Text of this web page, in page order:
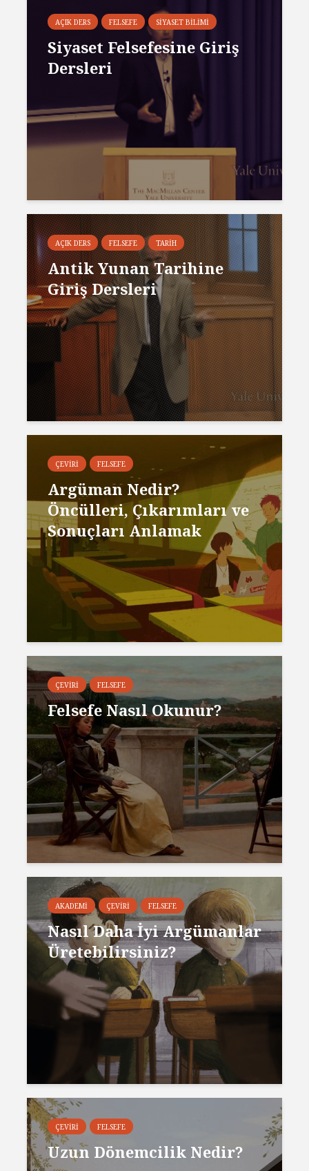
AÇIK DERS FELSEFE SIYASET BILIMI
Siyaset Felsefesine Giriş
Dersleri
AÇIK DERS FELSEFE TARIH
Antik Yunan Tarihine
Giriş Dersleri
ÇEVIRI FELSEFE
Argüman Nedir?
Öncülleri, Çıkarımları ve
Sonuçları Anlamak
ÇEVIRI FELSEFE
Felsefe Nasıl Okunur?
AKADEMI ÇEVIRI FELSEFE
Nasıl Daha İyi Argümanlar
Üretebilirsiniz?
ÇEVIRI FELSEFE
Uzun Dönemcilik Nedir?